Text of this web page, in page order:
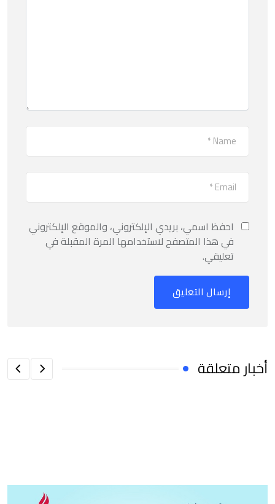
احفظ اسمي، بريدي الإلكتروني، والموقع الإلكتروني
في هذا المتصفح لاستخدامها المرة المقبلة في
تعليقي.
أخبار متعلقة